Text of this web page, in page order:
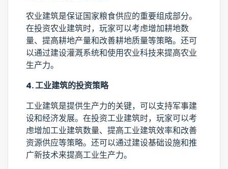
农业建筑是保证国家粮食供应的重要组成部分。
在投资农业建筑时，玩家可以考虑增加耕地数
量、提高耕地产量和改善耕地质量等策略。还可
以通过建设灌溉系统和使用农业科技来提高农业
生产力。
4. 工业建筑的投资策略
工业建筑是提供生产力的关键，可以支持军事建
设和经济发展。在投资工业建筑时，玩家可以考
虑增加工业建筑数量、提高工业建筑效率和改善
资源供应等策略。还可以通过建设基础设施和推
广新技术来提高工业生产力。